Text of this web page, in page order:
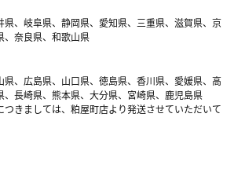
県、岐阜県、静岡県、愛知県、三重県、滋賀県、京
、奈良県、和歌山県
県、広島県、山口県、徳島県、香川県、愛媛県、高
、長崎県、熊本県、大分県、宮崎県、鹿児島県
きましては、粕屋町店より発送させていただいて